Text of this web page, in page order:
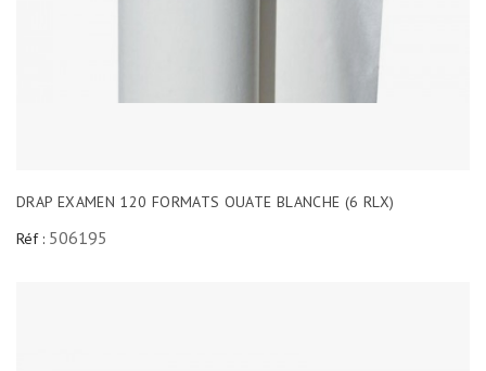
DRAP EXAMEN 120 FORMATS OUATE BLANCHE (6 RLX)
Réf : 506195